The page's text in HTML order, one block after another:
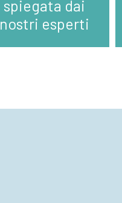
spiegata dai
nostri esperti